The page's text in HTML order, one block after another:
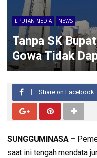
LIPUTAN MEDIA NEWS
Tanpa SK
Gowa Tidak
Share on Facebook
SUNGGUMINASA –
saat ini tengah mendata